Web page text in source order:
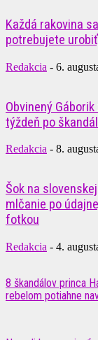
Každá rakovina
potrebujete
Redakcia - 6.
Obvinený
týždeň po
Redakcia - 8.
Šok na
mlčanie po
fotkou
Redakcia - 4.
8 škandálov princa
rebelom potiahne